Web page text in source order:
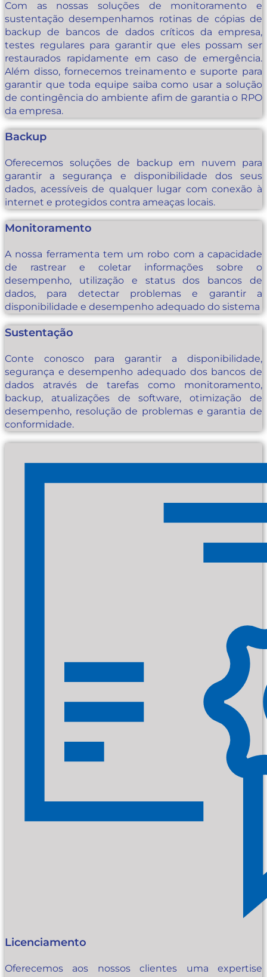
Com as nossas soluções de monitoramento e
sustentação desempenhamos rotinas de cópias de
backup de bancos de dados críticos da empresa,
testes regulares para garantir que eles possam ser
restaurados rapidamente em caso de emergência.
Além disso, fornecemos treinamento e suporte para
garantir que toda equipe saiba como usar a solução
de contingência do ambiente afim de garantia o RPO
da empresa.
Backup
Oferecemos soluções de backup em nuvem para
garantir a segurança e disponibilidade dos seus
dados, acessíveis de qualquer lugar com conexão à
internet e protegidos contra ameaças locais.
Monitoramento
A nossa ferramenta tem um robo com a capacidade
de rastrear e coletar informações sobre o
desempenho, utilização e status dos bancos de
dados, para detectar problemas e garantir a
disponibilidade e desempenho adequado do sistema
Sustentação
Conte conosco para garantir a disponibilidade,
segurança e desempenho adequado dos bancos de
dados através de tarefas como monitoramento,
backup, atualizações de software, otimização de
desempenho, resolução de problemas e garantia de
conformidade.
Licenciamento
Oferecemos aos nossos clientes uma expertise